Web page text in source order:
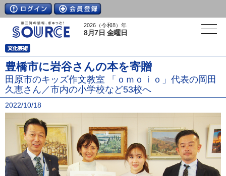
2026（令和8）年
8月7日 金曜日
豊橋市に岩谷さんの本を寄贈
田原市のキッズ作文教室 「ｏｍｏｉｏ」代表の岡田
久恵さん／市内の小学校など53校へ
2022/10/18